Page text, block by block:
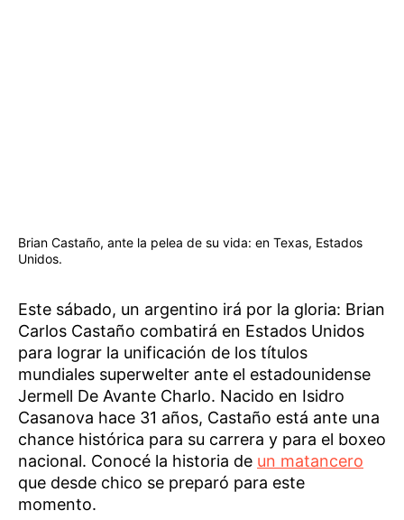
Brian Castaño, ante la pelea de su vida: en Texas, Estados
Unidos.
Este sábado, un argentino irá por la gloria: Brian
Carlos Castaño combatirá en Estados Unidos
para lograr la unificación de los títulos
mundiales superwelter ante el estadounidense
Jermell De Avante Charlo. Nacido en Isidro
Casanova hace 31 años, Castaño está ante una
chance histórica para su carrera y para el boxeo
nacional. Conocé la historia de un matancero
que desde chico se preparó para este
momento.